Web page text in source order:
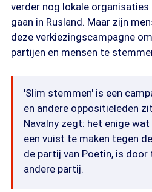
verder nog lokale
gaan in Rusland. Maar zijn
deze verkiezingscampagne
partijen en mensen te
'Slim stemmen' is een
en andere oppositieleden
Navalny zegt: het enige
een vuist te maken tegen
de partij van Poetin, is
andere partij.